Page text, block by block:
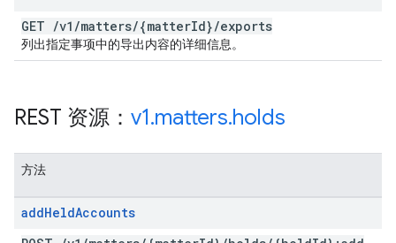
GET /v1 /matters/{matterId}/exports
列出指定事项中的导出内容的详细信息。
REST 资源： v1.matters.holds
方法
addHeldAccounts